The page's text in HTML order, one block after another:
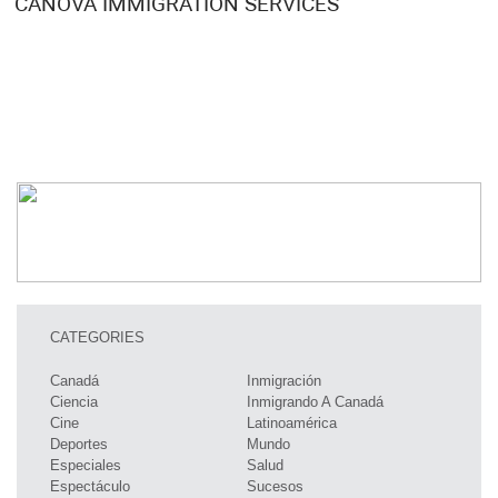
CATEGORIES
Canadá
Ciencia
Cine
Deportes
Especiales
Espectáculo
Inmigración
Inmigrando A Canadá
Latinoamérica
Mundo
Salud
Sucesos